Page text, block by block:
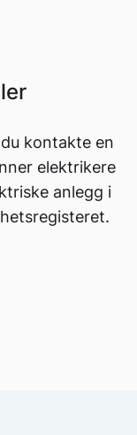
kontakte en
elektrikere
anlegg i